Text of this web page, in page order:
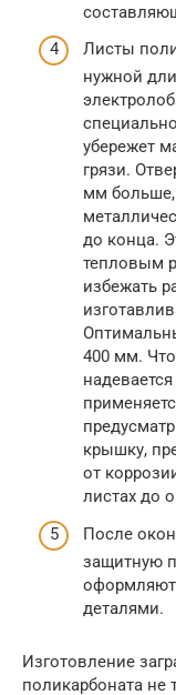
Листы
нужной
убережет
грязи.
мм
до конца.
тепловым
избежать
400 мм.
крышку,
от
листах до
После
защитную
деталями.
Изготовление
поликарбоната не